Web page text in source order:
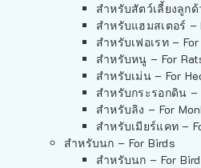
สำหรับสัตว์เลี้ยงลูก
สำหรับแฮมสเตอร์ –
สำหรับเฟอเรท –
สำหรับหนู – For
สำหรับเม่น – For
สำหรับกระรอกดิน –
สำหรับลิง – For
สำหรับเมียร์แคท –
สำหรับนก – For Birds
สำหรับนก – For